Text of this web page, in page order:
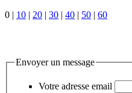
0 | 10 | 20 | 30 | 40 | 50 | 60
Envoyer un message
Votre adresse email